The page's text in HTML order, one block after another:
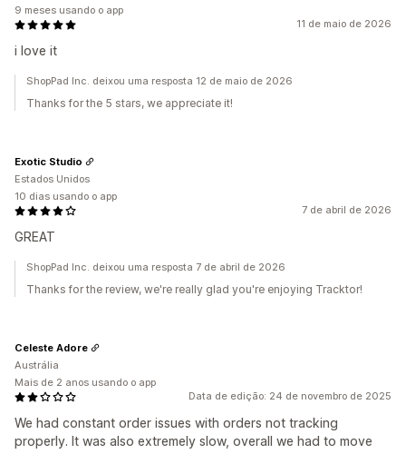
11 de maio de 2026
i love it
9 meses usando o app
ShopPad Inc. deixou uma resposta 12 de maio de 2026
Thanks for the 5 stars, we appreciate it!
7 de abril de 2026
GREAT
Exotic Studio
Estados Unidos
10 dias usando o app
ShopPad Inc. deixou uma resposta 7 de abril de 2026
Thanks for the review, we're really glad you're enjoying Tracktor!
Data de edição: 24 de novembro de 2025
We had constant order issues with orders not tracking
properly. It was also extremely slow, overall we had to move
Celeste Adore
Austrália
Mais de 2 anos usando o app